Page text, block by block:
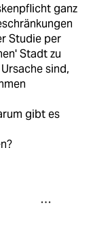
ganz
Studie per
Stadt zu
sind,
gibt es